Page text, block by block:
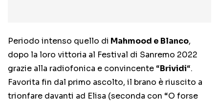
Periodo intenso quello di Mahmood e Blanco,
dopo la loro vittoria al Festival di Sanremo 2022
grazie alla radiofonica e convincente “Brividi“.
Favorita fin dal primo ascolto, il brano è riuscito a
trionfare davanti ad Elisa (seconda con “O forse